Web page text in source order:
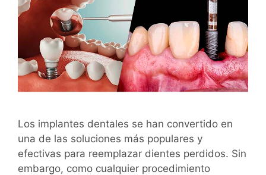
Los implantes dentales se han convertido en
una de las soluciones más populares y
efectivas para reemplazar dientes perdidos. Sin
embargo, como cualquier procedimiento